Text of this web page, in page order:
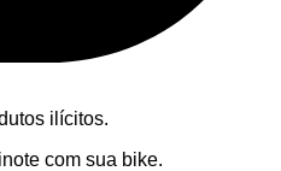
ilícitos.
com sua bike.